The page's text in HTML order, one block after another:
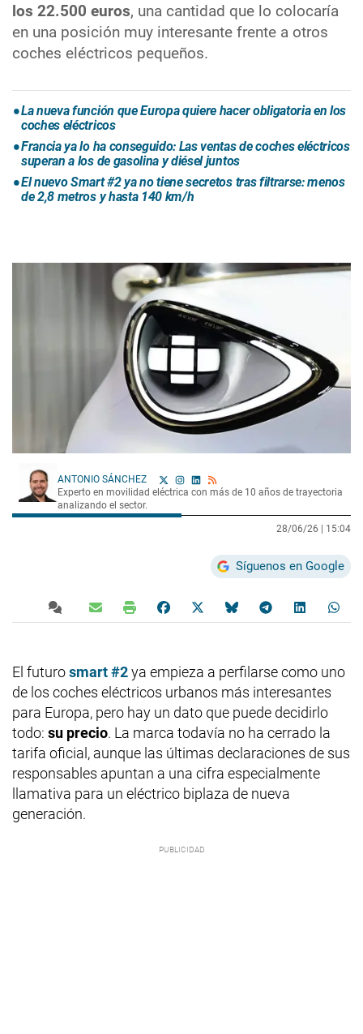
los 22.500 euros, una cantidad que lo colocaría
en una posición muy interesante frente a otros
coches eléctricos pequeños.
La nueva función que Europa quiere hacer obligatoria en los
coches eléctricos
Francia ya lo ha conseguido: Las ventas de coches eléctricos
superan a los de gasolina y diésel juntos
El nuevo Smart #2 ya no tiene secretos tras filtrarse: menos
de 2,8 metros y hasta 140 km/h
ANTONIO SÁNCHEZ
Experto en movilidad eléctrica con más de 10 años de trayectoria
analizando el sector.
28/06/26 | 15:04
Síguenos en Google
El futurosmart #2ya empieza a perfilarse como uno
de los coches eléctricos urbanos más interesantes
para Europa, pero hay un dato que puede decidirlo
todo: su precio. La marca todavía no ha cerrado la
tarifa oficial, aunque las últimas declaraciones de sus
responsables apuntan a una cifra especialmente
llamativa para un eléctrico biplaza de nueva
generación.